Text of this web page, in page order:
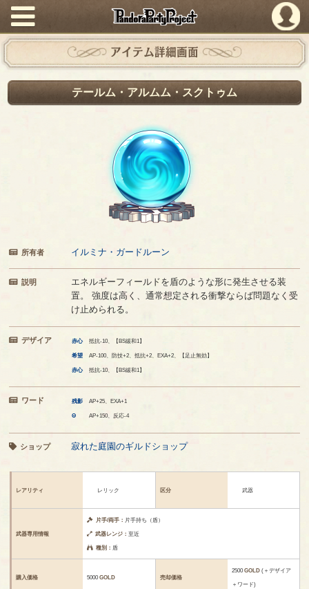
PandoraPartyProject
アイテム詳細画面
テールム・アルムム・スクトゥム
所有者 イルミナ・ガードルーン
説明
エネルギーフィールドを盾のような形に発生させる装
置。 強度は高く、通常想定される衝撃ならば問題なく受
け止められる。
デザイア 赤心 抵抗-10、【BS緩和1】
希望 AP-100、防技+2、抵抗+2、EXA+2、【足止無効】
赤心 抵抗-10、【BS緩和1】
ワード 残影 AP+25、EXA+1
Θ AP+150、反応-4
ショップ 寂れた庭園のギルドショップ
レアリティ レリック 区分 武器
武器専用情報
片手/両手： 片手持ち（盾）
武器レンジ：至近
種別： 盾
購入価格 5000GOLD 売却価格
2500GOLD (＋デザイア
＋ワード)